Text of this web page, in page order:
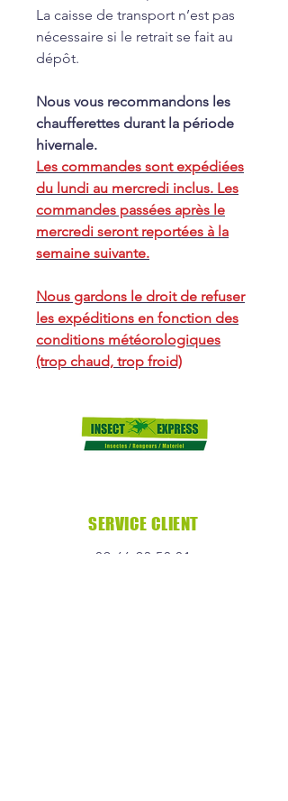
La caisse de transport n’est pas
nécessaire si le retrait se fait au
dépôt.
Nous vous recommandons les
chaufferettes durant la période
hivernale.
Les commandes sont expédiées
du lundi au mercredi inclus. Les
commandes passées après le
mercredi seront reportées à la
semaine suivante.
Nous gardons le droit de refuser
les expéditions en fonction des
conditions météorologiques
(trop chaud, trop froid)
SERVICE CLIENT
09.66.93.50.01